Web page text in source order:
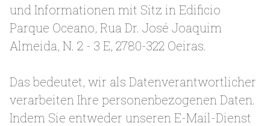
und Informationen mit Sitz in Edificio
Parque Oceano, Rua Dr. José Joaquim
Almeida, N. 2 - 3 E, 2780-322 Oeiras.
Das bedeutet, wir als Datenverantwortlicher
verarbeiten Ihre personenbezogenen Daten.
Indem Sie entweder unseren E-Mail-Dienst